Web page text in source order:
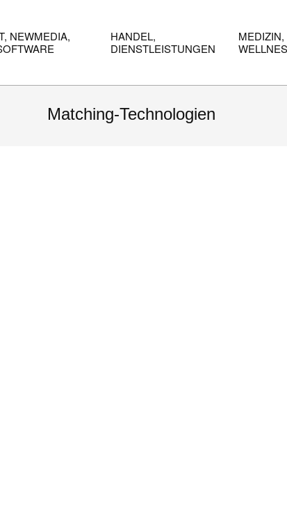
NEWMEDIA,
HANDEL,
DIENSTLEISTUNGEN
Matching-Technologien